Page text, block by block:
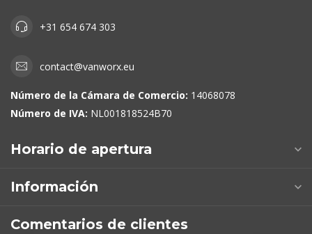
+31 654 674 303
contact@vanworx.eu
Número de la Cámara de Comercio: 14068078
Número de IVA: NL001818524B70
Horario de apertura
Información
Comentarios de clientes